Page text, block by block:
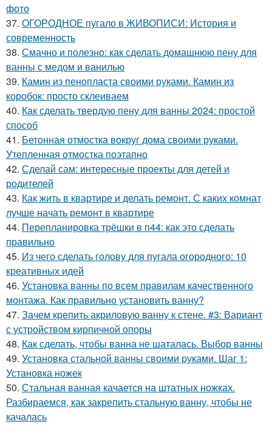
фото
37. ОГОРОДНОЕ пугало в ЖИВОПИСИ: История и
современность
38. Смачно и полезно: как сделать домашнюю пену для
ванны с медом и ванилью
39. Камин из пенопласта своими руками. Камин из
коробок: просто склеиваем
40. Как сделать твердую пену для ванны 2024: простой
способ
41. Бетонная отмостка вокруг дома своими руками.
Утепленная отмостка поэтапно
42. Сделай сам: интересные проекты для детей и
родителей
43. Как жить в квартире и делать ремонт. С каких комнат
лучше начать ремонт в квартире
44. Перепланировка трёшки в п44: как это сделать
правильно
45. Из чего сделать голову для пугала огородного: 10
креативных идей
46. Установка ванны по всем правилам качественного
монтажа. Как правильно установить ванну?
47. Зачем крепить акриловую ванну к стене. #3: Вариант
с устройством кирпичной опоры
48. Как сделать, чтобы ванна не шаталась. Выбор ванны
49. Установка стальной ванны своими руками. Шаг 1:
Установка ножек
50. Стальная ванная качается на штатных ножках.
Разбираемся, как закрепить стальную ванну, чтобы не
качалась